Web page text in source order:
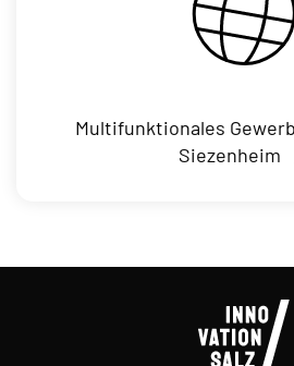
Multifunktionales
Siezenheim